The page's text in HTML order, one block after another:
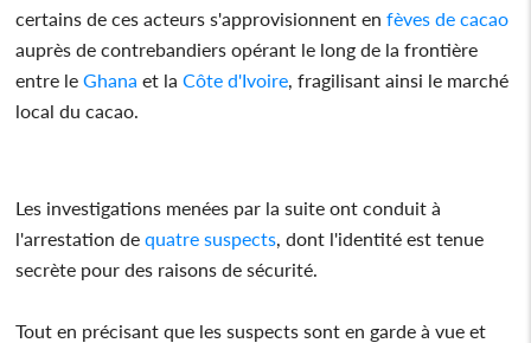
certains de ces acteurs s'approvisionnent en fèves de cacao
auprès de contrebandiers opérant le long de la frontière
entre leGhana et la Côte d'Ivoire , fragilisant ainsi le marché
local du cacao.
Les investigations menées par la suite ont conduit à
l'arrestation de quatre suspects , dont l'identité est tenue
secrète pour des raisons de sécurité.
Tout en précisant que les suspects sont en garde à vue et